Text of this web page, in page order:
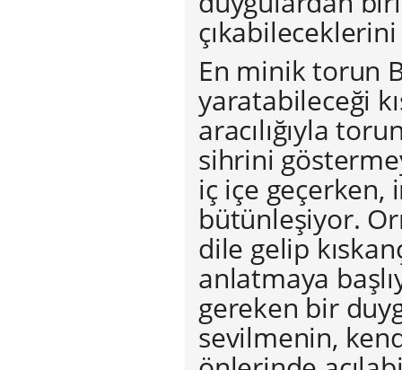
En minik torun
yaratabileceği
aracılığıyla
sihrini
iç içe geçerken,
bütünleşiyor.
dile gelip
anlatmaya
gereken bir
sevilmenin,